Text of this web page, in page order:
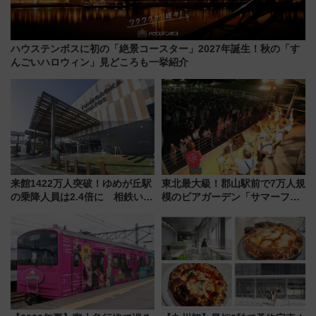
ハウステンボスに初の「絶景コースター」2027年誕生！秋の「す
んごいハロウィン」見どころも一挙紹介
来館1422万人突破！ゆめが丘駅
の乗降人員は2.4倍に 相鉄いず
年祭にそうにゃん＆DB.スター
マンが登場
東北最大級！郡山駅前で7万人規
模のビアガーデン「サマーフェ
7/24-26開催！ 有料席はJRE
MALLで予約可能